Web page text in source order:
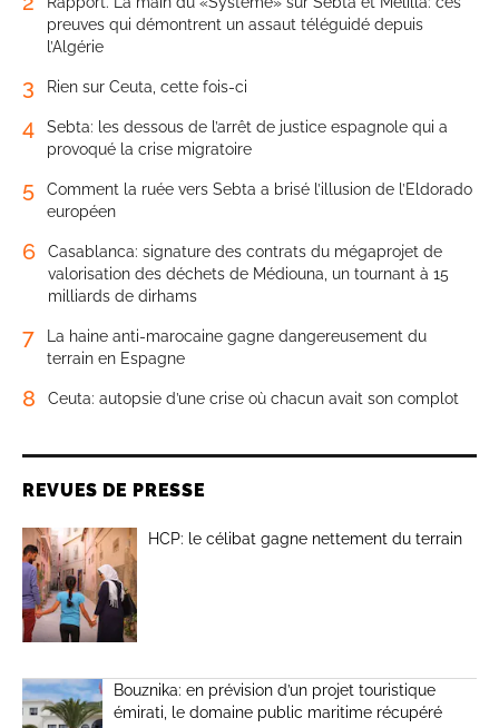
preuves qui démontrent un assaut téléguidé depuis
l’Algérie
3 Rien sur Ceuta, cette fois-ci
4
Sebta: les dessous de l’arrêt de justice espagnole qui a
provoqué la crise migratoire
5
Comment la ruée vers Sebta a brisé l’illusion de l’Eldorado
européen
6
Casablanca: signature des contrats du mégaprojet de
valorisation des déchets de Médiouna, un tournant à 15
milliards de dirhams
7
La haine anti-marocaine gagne dangereusement du
terrain en Espagne
8 Ceuta: autopsie d’une crise où chacun avait son complot
REVUES DE PRESSE
HCP: le célibat gagne nettement du terrain
Bouznika: en prévision d’un projet touristique
émirati, le domaine public maritime récupéré